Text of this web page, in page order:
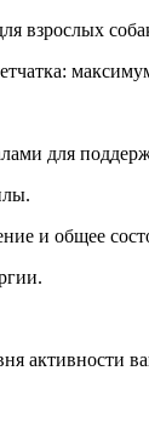
взрослых
для
и общее